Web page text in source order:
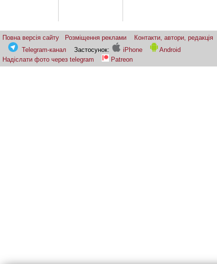
Повна версія сайту Розміщення реклами
Контакти, автори, редакція
Telegram-канал
Застосунок: iPhone
Android
Надіслати фото через telegram
Patreon